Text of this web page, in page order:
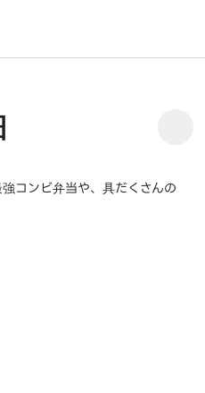
コンビ弁当や、具だくさんの